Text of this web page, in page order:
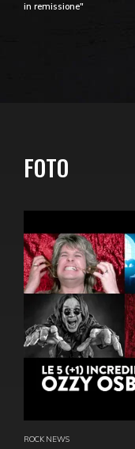
in remissione"
FOTO
ROCK NEWS